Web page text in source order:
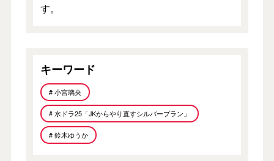
す。
キーワード
# 小宮璃央
# 水ドラ25「JKからやり直すシルバープラン」
# 鈴木ゆうか